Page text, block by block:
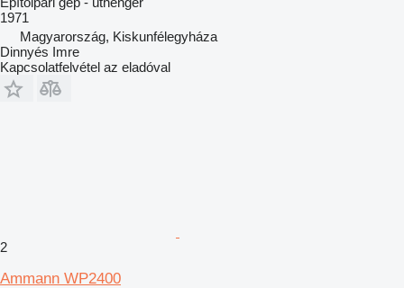
1971
Magyarország, Kiskunfélegyháza
Dinnyés Imre
Kapcsolatfelvétel az eladóval
2
Ammann WP2400